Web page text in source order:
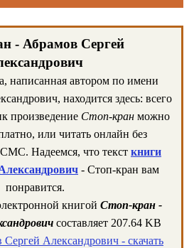
- Абрамов Сергей
написанная автором по имени
находится здесь: всего
произведение Стоп-кранможно
или читать онлайн без
Надеемся, что текст книги
- Стоп-кран вам
понравится.
книгой Стоп-кран -
составляет 207.64 KB
Александрович - скачать